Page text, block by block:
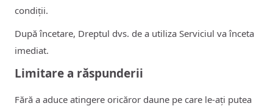
condiții.
După încetare, Dreptul dvs. de a utiliza Serviciul va înceta
imediat.
Limitare a răspunderii
Fără a aduce atingere oricăror daune pe care le-ați putea